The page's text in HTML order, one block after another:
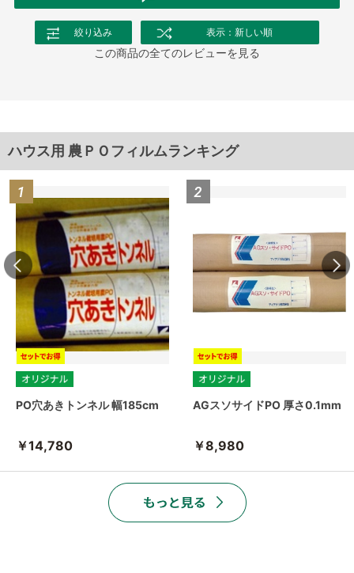
絞り込み 表示：新しい順
この商品の全てのレビューを見る
ハウス用 農ＰＯフィルムランキング
PO穴あきトンネル 幅185cm
￥14,780
AGスソサイドPO 厚さ0.1mm
￥8,980